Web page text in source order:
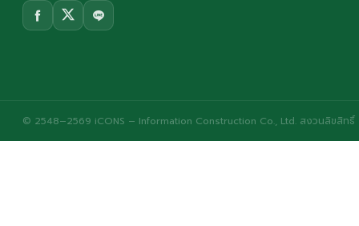
© 2548–2569 iCONS – Information Construction Co., Ltd. สงวนลิขสิทธิ์